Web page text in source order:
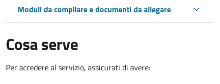
Moduli da compilare e documenti da allegare
Cosa serve
Per accedere al servizio, assicurati di avere: